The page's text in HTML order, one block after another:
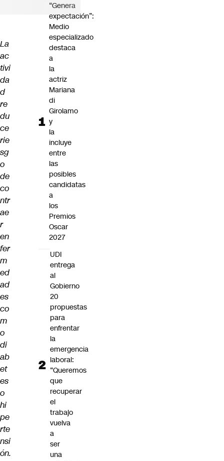
La
ac
tivi
da
d
re
du
ce
rie
sg
o
de
co
ntr
ae
r
en
fer
m
ed
ad
es
co
m
o
di
ab
et
es
o
hi
pe
rte
nsi
ón.
“Genera
expectación”:
Medio
especializado
destaca
a
la
actriz
Mariana
di
Girolamo
y
la
incluye
entre
las
posibles
candidatas
a
los
Premios
Oscar
2027
UDI
entrega
al
Gobierno
20
propuestas
para
enfrentar
la
emergencia
laboral:
“Queremos
que
recuperar
el
trabajo
vuelva
a
ser
una